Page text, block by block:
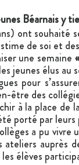
Béarnais y
ont
de soi et
une semaine
jeunes élus
pour
être des
à la place de
porté par
a pu
auprès
élèves